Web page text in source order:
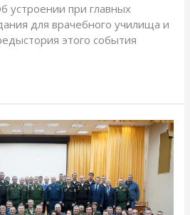
устроении при главных
для врачебного училища и
этого события